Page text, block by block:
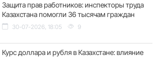
Защита прав работников: инспекторы труда
Казахстана помогли 36 тысячам граждан
30-07-2026, 18:05 9
Курс доллара и рубля в Казахстане: влияние